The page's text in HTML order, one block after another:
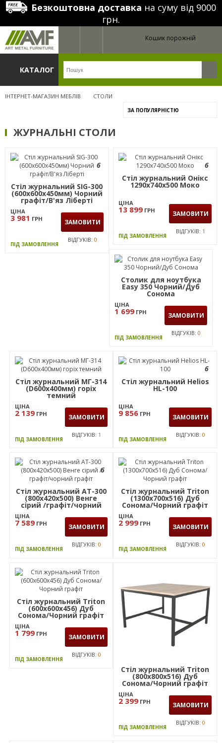
Безкоштовна доставка на суму від 9000
грн.
Кошик порожній
КАТАЛОГ
ІНТЕРНЕТ-МАГАЗИН МЕБЛІВ СТОЛИ
ЗА ПОПУЛЯРНІСТЮ
ЖУРНАЛЬНІ СТОЛИ
6
Стіл журнальний SIG-300
(600х600х450мм) Чорний
графіт/В'яз Ліберті
ЦІНА
3 981 ГРН ЗАМОВИТИ
ПІД ЗАМОВЛЕННЯ
ВІДГУКІВ: 0
6
Стіл журнальний Онiкс
1290х740х500 Моко
ЦІНА
13 899 ГРН ЗАМОВИТИ
ПІД ЗАМОВЛЕННЯ
ВІДГУКІВ: 1
Столик для ноутбука
Easy 350 Чорний/Дуб
Сонома
ЦІНА
1 699 ГРН ЗАМОВИТИ
ПІД ЗАМОВЛЕННЯ
ВІДГУКІВ:0
Стіл журнальний МГ-314
(D600х400мм) горіх
темний
ЦІНА
2 139 ГРН ЗАМОВИТИ
ПІД ЗАМОВЛЕННЯ
ВІДГУКІВ: 1
6
Стіл журнальний Helios
HL-100
ЦІНА
9 856 ГРН ЗАМОВИТИ
ПІД ЗАМОВЛЕННЯ
ВІДГУКІВ: 0
6
Стіл журнальний AT-300
(800х420х500) Венге
сірий /графіт/чорний
графіт
ЦІНА
7 589 ГРН ЗАМОВИТИ
ПІД ЗАМОВЛЕННЯ
ВІДГУКІВ:0
Стіл журнальний Triton
(1300х700х516) Дуб
Сонома/Чорний графіт
ЦІНА
2 999 ГРН ЗАМОВИТИ
ПІД ЗАМОВЛЕННЯ
ВІДГУКІВ: 0
Стіл журнальний Triton
(600х600х456) Дуб
Сонома/Чорний графіт
ЦІНА
1 799 ГРН ЗАМОВИТИ
ПІД ЗАМОВЛЕННЯ
ВІДГУКІВ:0
Стіл журнальний Triton
(800х800х516) Дуб
Сонома/Чорний графіт
ЦІНА
2 399 ГРН ЗАМОВИТИ
ПІД ЗАМОВЛЕННЯ
ВІДГУКІВ: 0